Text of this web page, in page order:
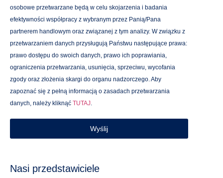
osobowe przetwarzane będą w celu skojarzenia i badania
efektywności współpracy z wybranym przez Panią/Pana
partnerem handlowym oraz związanej z tym analizy. W związku z
przetwarzaniem danych przysługują Państwu następujące prawa:
prawo dostępu do swoich danych, prawo ich poprawiania,
ograniczenia przetwarzania, usunięcia, sprzeciwu, wycofania
zgody oraz złożenia skargi do organu nadzorczego. Aby
zapoznać się z pełną informacją o zasadach przetwarzania
danych, należy kliknąć TUTAJ.
Wyślij
Nasi przedstawiciele